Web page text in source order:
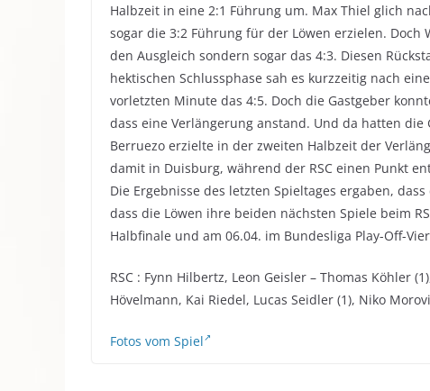
Halbzeit in eine 2:1 Führung um. Max Thiel glich
sogar die 3:2 Führung für der Löwen erzielen.
den Ausgleich sondern sogar das 4:3. Diesen
hektischen Schlussphase sah es kurzzeitig nach
vorletzten Minute das 4:5. Doch die Gastgeber
dass eine Verlängerung anstand. Und da hatten
Berruezo erzielte in der zweiten Halbzeit der
damit in Duisburg, während der RSC einen Punkt
Die Ergebnisse des letzten Spieltages ergaben,
dass die Löwen ihre beiden nächsten Spiele beim
Halbfinale und am 06.04. im Bundesliga Play-Off-
RSC : Fynn Hilbertz, Leon Geisler – Thomas Köhler
Hövelmann, Kai Riedel, Lucas Seidler (1), Niko
Fotos vom Spiel